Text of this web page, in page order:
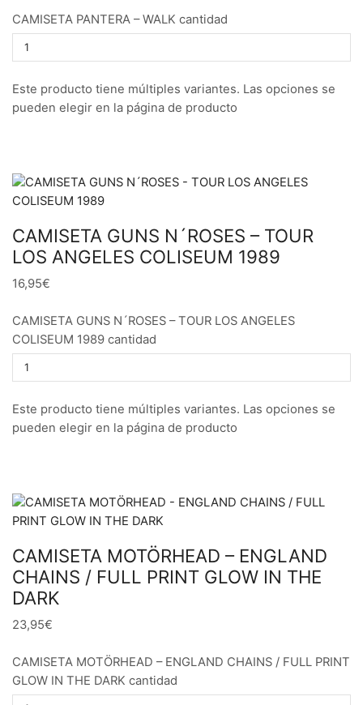
CAMISETA PANTERA – WALK cantidad
Este producto tiene múltiples variantes. Las opciones se
pueden elegir en la página de producto
CAMISETA GUNS N´ROSES – TOUR
LOS ANGELES COLISEUM 1989
16,95€
CAMISETA GUNS N´ROSES – TOUR LOS ANGELES
COLISEUM 1989 cantidad
Este producto tiene múltiples variantes. Las opciones se
pueden elegir en la página de producto
CAMISETA MOTÖRHEAD – ENGLAND
CHAINS / FULL PRINT GLOW IN THE
DARK
23,95€
CAMISETA MOTÖRHEAD – ENGLAND CHAINS / FULL PRINT
GLOW IN THE DARK cantidad